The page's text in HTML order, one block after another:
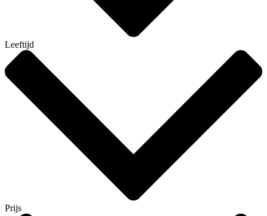
Leeftijd
Prijs